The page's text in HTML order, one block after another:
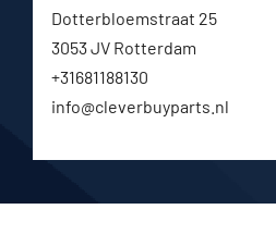
Dotterbloemstraat 25
3053 JV Rotterdam
+31681188130
info@cleverbuyparts.nl